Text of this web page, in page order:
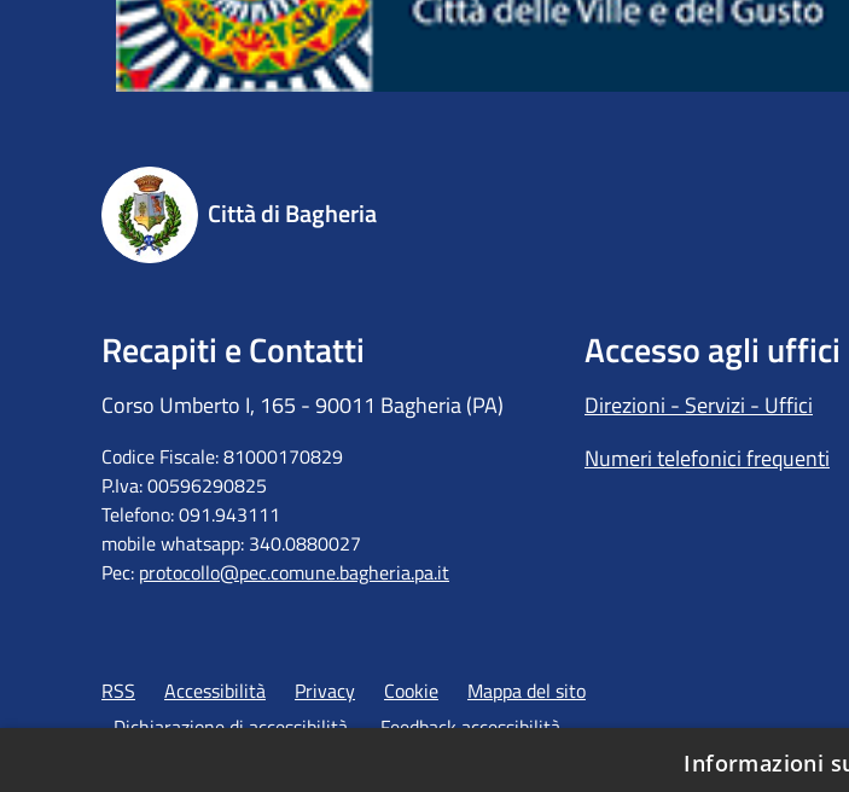
Città di Bagheria
Recapiti e Contatti
Corso Umberto I, 165 - 90011 Bagheria (PA)
Codice Fiscale: 81000170829
P.Iva: 00596290825
Telefono: 091.943111
mobile whatsapp: 340.0880027
Pec: protocollo@pec.comune.bagheria.pa.it
Accesso agli uffici
Direzioni - Servizi - Uffici
Numeri telefonici frequenti
RSS Accessibilità Privacy Cookie
Mappa del sito
Dichiarazione di accessibilità
Feedback accessibilità
Informazioni